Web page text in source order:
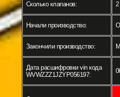
Сколько клапанов: 2
Начали производство:
Закончили производство:
Дата расшифровки vin кода
WVWZZZ1JZYP056197: